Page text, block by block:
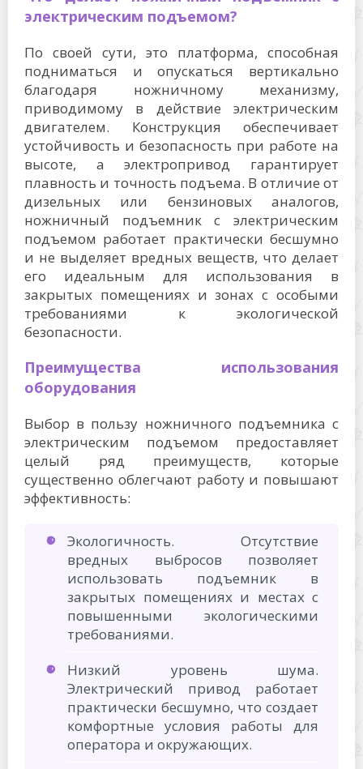
электрическим подъемом?
По своей сути, это платформа, способная
подниматься и опускаться вертикально
благодаря ножничному механизму,
приводимому в действие электрическим
двигателем. Конструкция обеспечивает
устойчивость и безопасность при работе на
высоте, а электропривод гарантирует
плавность и точность подъема. В отличие от
дизельных или бензиновых аналогов,
ножничный подъемник с электрическим
подъемом работает практически бесшумно
и не выделяет вредных веществ, что делает
его идеальным для использования в
закрытых помещениях и зонах с особыми
требованиями к экологической
безопасности.
Преимущества использования
оборудования
Выбор в пользу ножничного подъемника с
электрическим подъемом предоставляет
целый ряд преимуществ, которые
существенно облегчают работу и повышают
эффективность:
Экологичность. Отсутствие
вредных выбросов позволяет
использовать подъемник в
закрытых помещениях и местах с
повышенными экологическими
требованиями.
Низкий уровень шума.
Электрический привод работает
практически бесшумно, что создает
комфортные условия работы для
оператора и окружающих.